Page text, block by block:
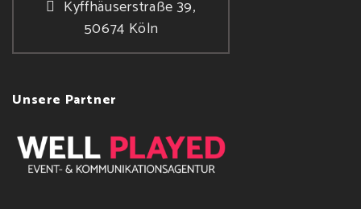
Kyffhäuserstraße 39,
50674 Köln
Unsere Partner